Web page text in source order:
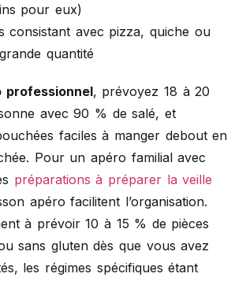
pour eux)
consistant avec pizza, quiche ou
quantité
professionnel, prévoyez 18 à 20
avec 90 % de salé, et
faciles à manger debout en
Pour un apéro familial avec
préparations à préparer la veille
apéro facilitent l’organisation.
à prévoir 10 à 15 % de pièces
sans gluten dès que vous avez
les régimes spécifiques étant